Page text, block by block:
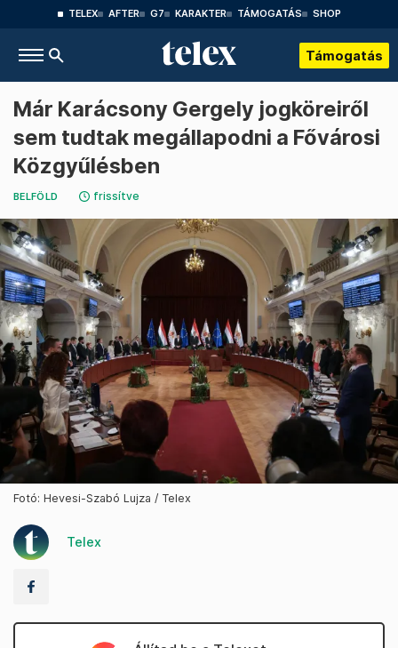
TELEX AFTER G7 KARAKTER TÁMOGATÁS SHOP
Támogatás
Már Karácsony Gergely jogköreiről
sem tudtak megállapodni a Fővárosi
Közgyűlésben
BELFÖLD frissítve
Fotó: Hevesi-Szabó Lujza / Telex
Telex